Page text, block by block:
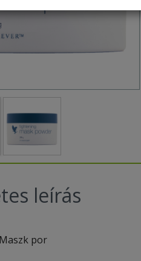
leírás
por